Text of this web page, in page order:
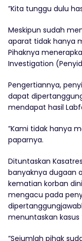
”Kita tunggu dulu
Meskipun sudah
aparat tidak hanya
Pihaknya
Investigation
Pengertiannya,
dapat
mendapat hasil
”Kami tidak hanya
paparnya.
Dituntaskan
banyaknya dugaan
kematian korban
mengacu pada
menuntaskan
”Sejumlah pihak